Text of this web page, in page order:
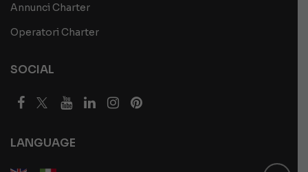
Annunci Charter
Operatori Charter
SOCIAL
LANGUAGE